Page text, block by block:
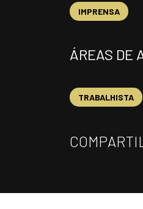
IMPRENSA
ÁREAS DE
TRABALHISTA